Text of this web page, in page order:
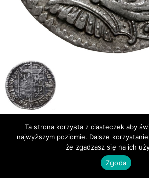
Publikacje
Bibliografia
© Newsmag WordPress Theme by
Ta strona korzysta z ciasteczek aby
najwyższym poziomie. Dalsze
że zgadzasz się na ich
Zgoda